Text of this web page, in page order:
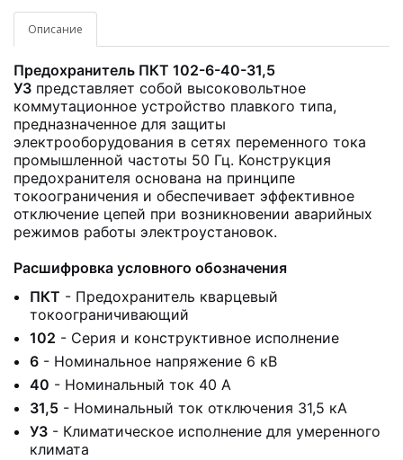
Описание
Предохранитель ПКТ 102-6-40-31,5
У3 представляет собой высоковольтное
коммутационное устройство плавкого типа,
предназначенное для защиты
электрооборудования в сетях переменного тока
промышленной частоты 50 Гц. Конструкция
предохранителя основана на принципе
токоограничения и обеспечивает эффективное
отключение цепей при возникновении аварийных
режимов работы электроустановок.
Расшифровка условного обозначения
ПКТ - Предохранитель кварцевый
токоограничивающий
102 - Серия и конструктивное исполнение
6 - Номинальное напряжение 6 кВ
40 - Номинальный ток 40 А
31,5 - Номинальный ток отключения 31,5 кА
У3 - Климатическое исполнение для умеренного
климата